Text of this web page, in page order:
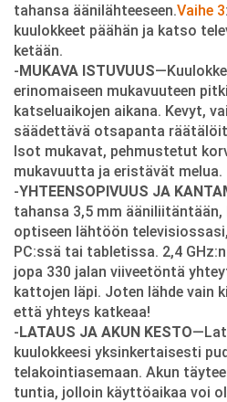
tahansa äänilähteeseen.Vaihe 3
kuulokkeet päähän ja katso
ketään.
-MUKAVA ISTUVUUS
erinomaiseen mukavuuteen
katseluaikojen aikana. Kevyt,
säädettävä otsapanta
Isot mukavat, pehmustetut
mukavuutta ja eristävät melua.
-YHTEENSOPIVUUS JA
tahansa 3,5 mm
optiseen lähtöön
PC:ssä tai tabletissa. 2,4
jopa 330 jalan viiveetöntä
kattojen läpi. Joten lähde vain
että yhteys katkeaa!
-LATAUS JA AKUN KESTO
kuulokkeesi yksinkertaisesti
telakointiasemaan. Akun
tuntia, jolloin käyttöaikaa voi